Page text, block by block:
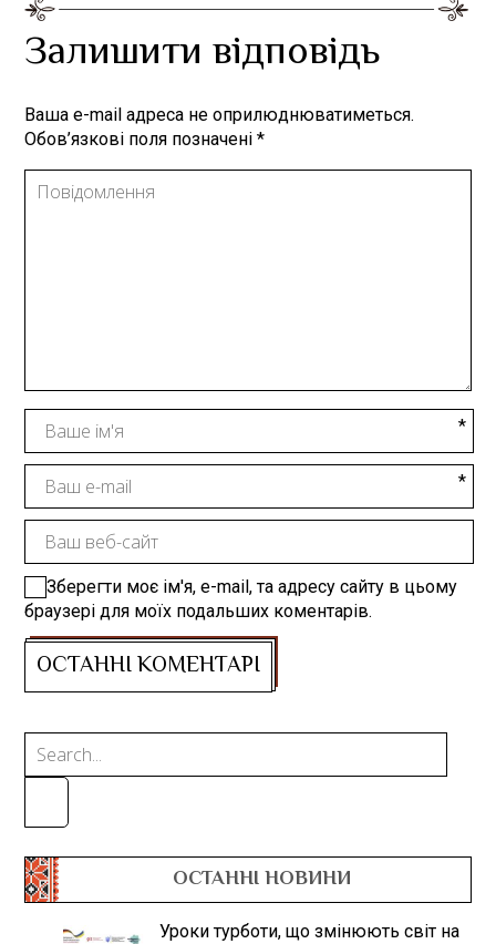
Залишити відповідь
Ваша e-mail адреса не оприлюднюватиметься.
Обов’язкові поля позначені*
Зберегти моє ім'я, e-mail, та адресу сайту в цьому
браузері для моїх подальших коментарів.
ОСТАННІ НОВИНИ
Уроки турботи, що змінюють світ на